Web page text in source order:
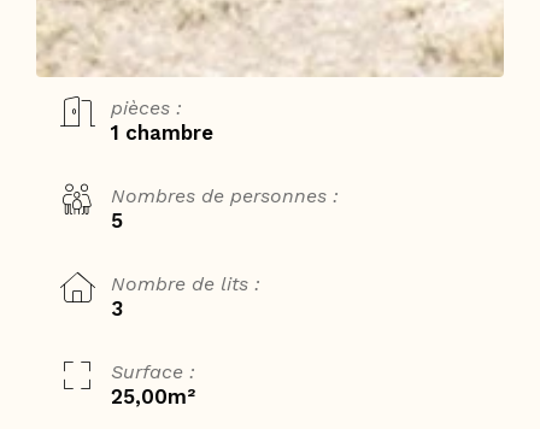
pièces :
1 chambre
Nombres de personnes :
5
Nombre de lits :
3
Surface :
25,00m²